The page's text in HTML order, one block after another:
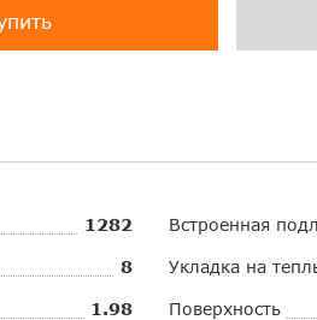
1282
8
1.98
Встроенная
Укладка на
Поверхность